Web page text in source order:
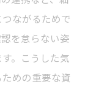
ながるためで
を怠らない姿
。こうした気
めの重要な資